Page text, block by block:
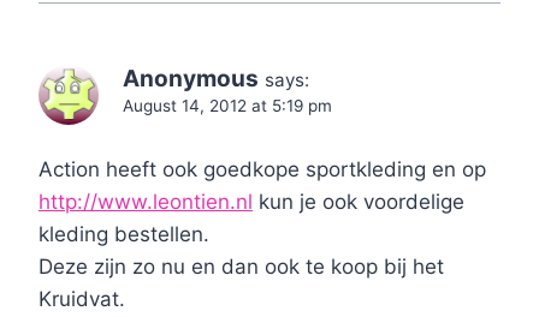
Anonymous says:
August 14, 2012 at 5:19 pm
Action heeft ook goedkope sportkleding en op
http://www.leontien.nl kun je ook voordelige
kleding bestellen.
Deze zijn zo nu en dan ook te koop bij het
Kruidvat.